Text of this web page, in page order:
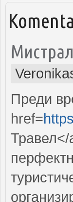
Преди
href=
Травел</